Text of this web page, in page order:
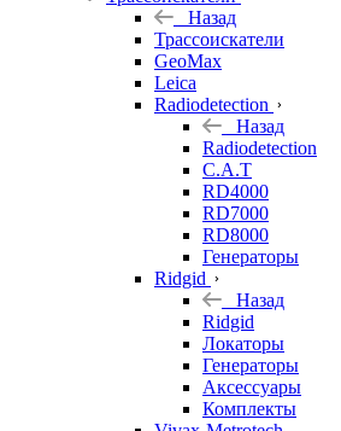
Назад
Трассоискатели
GeoMax
Leica
Radiodetection
Назад
Radiodetection
C.A.T
RD4000
RD7000
RD8000
Генераторы
Ridgid
Назад
Ridgid
Локаторы
Генераторы
Аксессуары
Комплекты